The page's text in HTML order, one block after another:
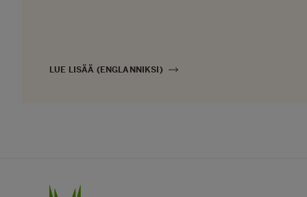
LUE LISÄÄ (ENGLANNIKSI)